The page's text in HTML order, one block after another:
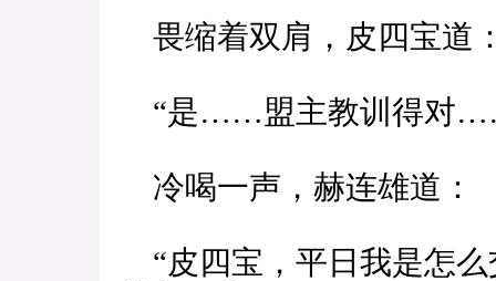
畏缩着双肩，皮四宝道
“是……盟主教训得对
冷喝一声，赫连雄道：
“皮四宝，平日我是怎